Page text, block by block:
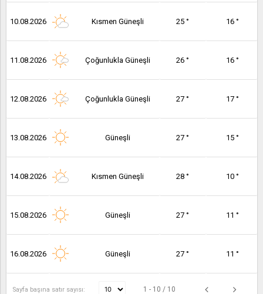
10.08.2026 Kısmen Güneşli 25 ° 16 °
11.08.2026 Çoğunlukla Güneşli 26 ° 16 °
12.08.2026 Çoğunlukla Güneşli 27 ° 17 °
13.08.2026 Güneşli 27 ° 15 °
14.08.2026 Kısmen Güneşli 28 ° 10 °
15.08.2026 Güneşli 27 ° 11 °
16.08.2026 Güneşli 27 ° 11 °
Sayfa başına satır sayısı: 1 - 10 / 10